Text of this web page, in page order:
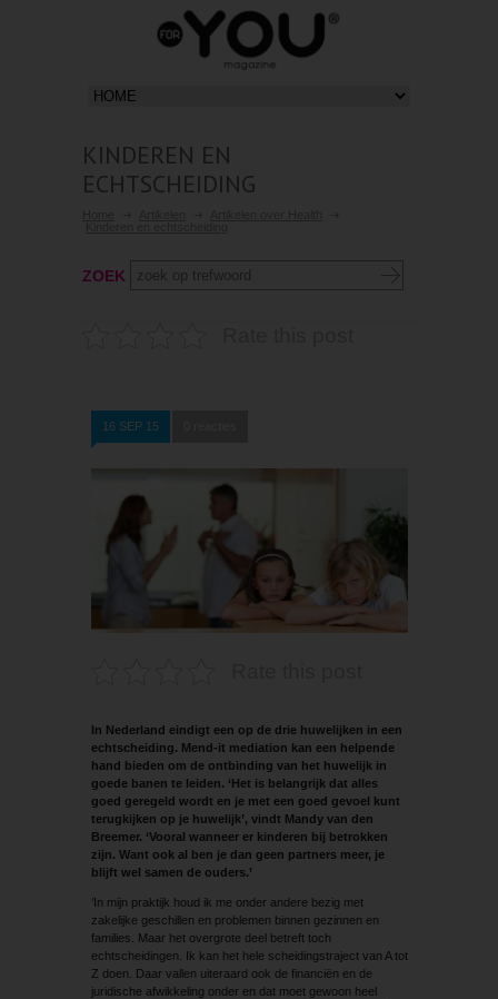
KINDEREN EN
ECHTSCHEIDING
ZOEK
16 SEP 15
In Nederland eindigt een op de drie huwelijken in een
echtscheiding. Mend-it mediation kan een helpende
hand bieden om de ontbinding van het huwelijk in
goede banen te leiden. ‘Het is belangrijk dat alles
goed geregeld wordt en je met een goed gevoel kunt
terugkijken op je huwelijk’, vindt Mandy van den
Breemer. ‘Vooral wanneer er kinderen bij betrokken
zijn. Want ook al ben je dan geen partners meer, je
blijft wel samen de ouders.’
‘In mijn praktijk houd ik me onder andere bezig met
zakelijke geschillen en problemen binnen gezinnen en
families. Maar het overgrote deel betreft toch
echtscheidingen. Ik kan het hele scheidingstraject van A tot
Z doen. Daar vallen uiteraard ook de financiën en de
juridische afwikkeling onder en dat moet gewoon heel